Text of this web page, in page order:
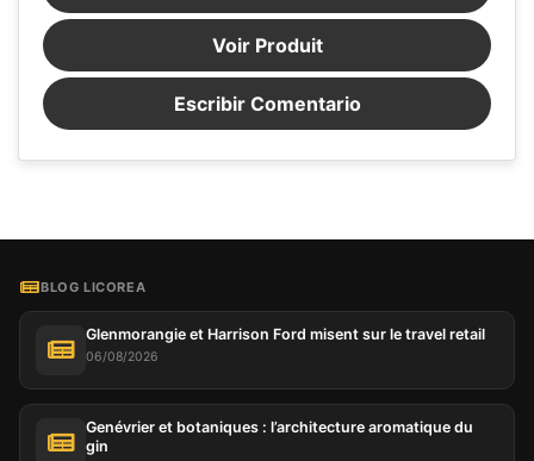
Voir Produit
Escribir Comentario
BLOG LICOREA
Glenmorangie et Harrison Ford misent sur le travel retail
06/08/2026
Genévrier et botaniques : l’architecture aromatique du
gin